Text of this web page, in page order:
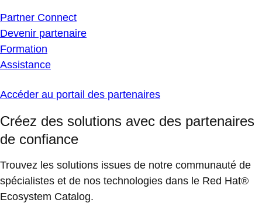
Partner Connect
Devenir partenaire
Formation
Assistance
Accéder au portail des partenaires
Créez des solutions avec des partenaires
de confiance
Trouvez les solutions issues de notre communauté de
spécialistes et de nos technologies dans le Red Hat®
Ecosystem Catalog.